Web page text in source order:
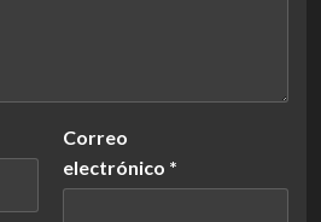
Correo
electrónico *